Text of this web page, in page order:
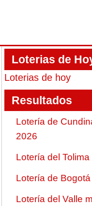
Loterias de
Loterias de hoy
Resultados
Lotería de
2026
Lotería del
Lotería de
Lotería del Valle